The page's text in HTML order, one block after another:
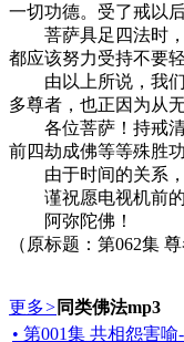
一切功德。受了戒以
菩萨具足四法时，
都应该努力受持不要轻
由以上所说，我们
多尊者，也正因为从
各位菩萨！持戒清
前四劫成佛等等殊胜
由于时间的关系，
谨祝愿电视机前的
阿弥陀佛！
（原标题：第062集
更多> 同类佛法mp3
• 第001集 共相怨害